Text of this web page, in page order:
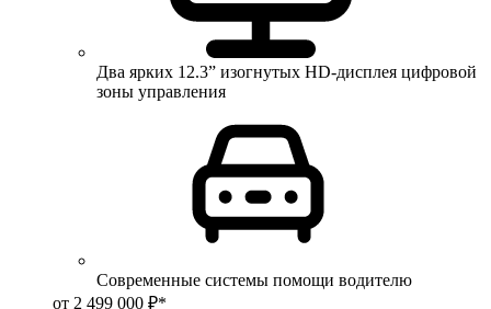
Два ярких 12.3” изогнутых HD-дисплея цифровой
зоны управления
Современные системы помощи водителю
от 2 499 000 ₽*